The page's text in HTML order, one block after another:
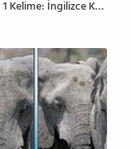
2 Resim 1 Kelime: İngilizce Kelime Tahmin Etme